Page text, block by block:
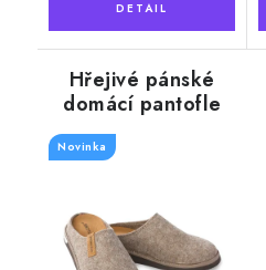
Hřejivé pánské
domácí pantofle
WOOL
Novinka